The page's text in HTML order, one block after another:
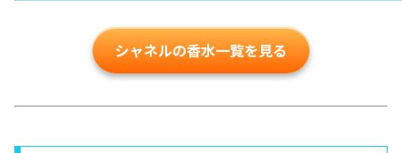
シャネルの香水一覧を見る